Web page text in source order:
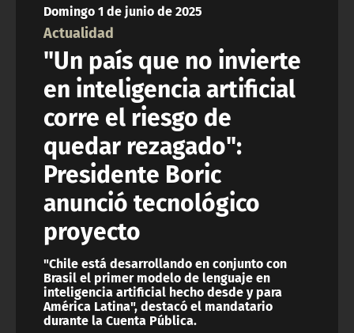
ACTUALIDAD Y TENDENCIAS
CORPORATIVO Y TRANSPARENCIA
CANAL DE DENUNCIAS
ÁREA DE PROYECTOS
Domingo 1 de junio de 2025
Actualidad
"Un país que no invierte
en inteligencia artificial
corre el riesgo de
quedar rezagado":
Presidente Boric
anunció tecnológico
proyecto
"Chile está desarrollando en conjunto con
Brasil el primer modelo de lenguaje en
inteligencia artificial hecho desde y para
América Latina", destacó el mandatario
durante la Cuenta Pública.